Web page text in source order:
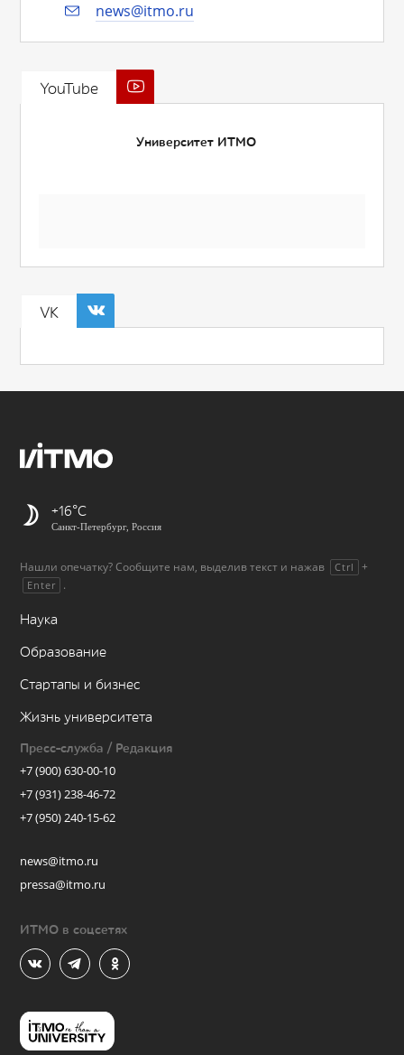
news@itmo.ru
YouTube
Университет ИТМО
VK
+16
Санкт-Петербург, Россия
Нашли опечатку? Сообщите нам, выделив текст и нажав Ctrl +
Enter .
Наука
Образование
Стартапы и бизнес
Жизнь университета
Пресс-служба / Редакция
+7 (900) 630-00-10
+7 (931) 238-46-72
+7 (950) 240-15-62
news@itmo.ru
pressa@itmo.ru
ИТМО в соцсетях